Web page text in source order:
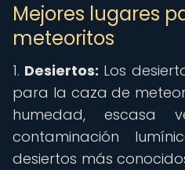
Mejores lugares
meteoritos
1. Desiertos: Los
para la caza de
humedad, escasa
contaminación
desiertos más